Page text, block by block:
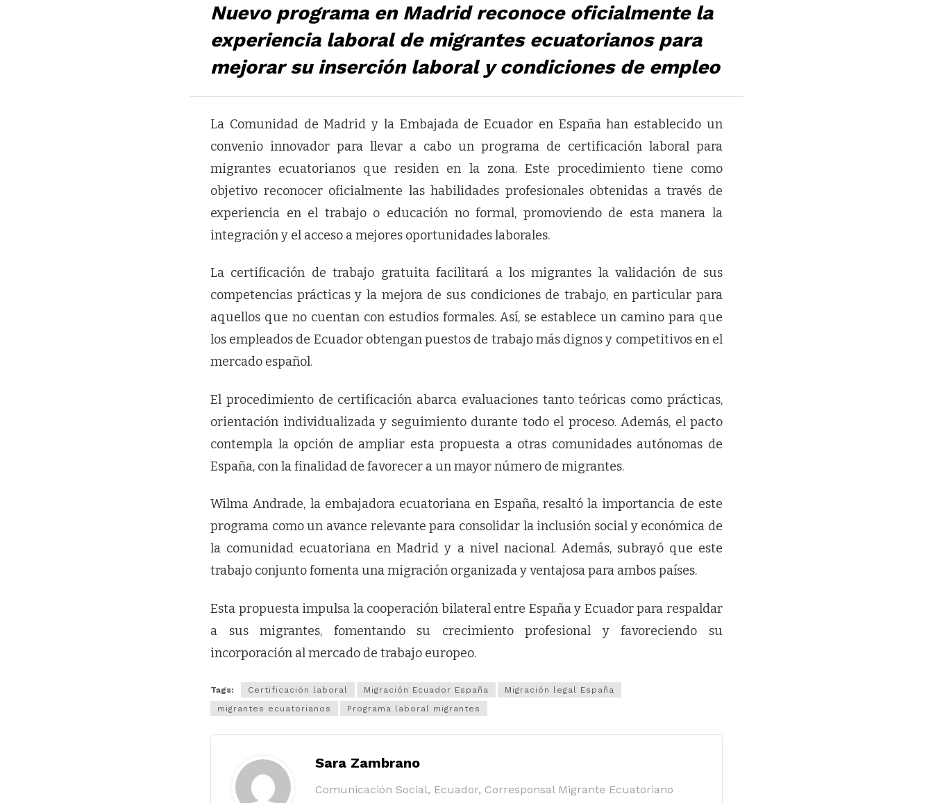
Nuevo programa en Madrid reconoce oficialmente la
experiencia laboral de migrantes ecuatorianos para
mejorar su inserción laboral y condiciones de empleo
La Comunidad de Madrid y la Embajada de Ecuador en España han establecido un
convenio innovador para llevar a cabo un programa de certificación laboral para
migrantes ecuatorianos que residen en la zona. Este procedimiento tiene como
objetivo reconocer oficialmente las habilidades profesionales obtenidas a través de
experiencia en el trabajo o educación no formal, promoviendo de esta manera la
integración y el acceso a mejores oportunidades laborales.
La certificación de trabajo gratuita facilitará a los migrantes la validación de sus
competencias prácticas y la mejora de sus condiciones de trabajo, en particular para
aquellos que no cuentan con estudios formales. Así, se establece un camino para que
los empleados de Ecuador obtengan puestos de trabajo más dignos y competitivos en el
mercado español.
El procedimiento de certificación abarca evaluaciones tanto teóricas como prácticas,
orientación individualizada y seguimiento durante todo el proceso. Además, el pacto
contempla la opción de ampliar esta propuesta a otras comunidades autónomas de
España, con la finalidad de favorecer a un mayor número de migrantes.
Wilma Andrade, la embajadora ecuatoriana en España, resaltó la importancia de este
programa como un avance relevante para consolidar la inclusión social y económica de
la comunidad ecuatoriana en Madrid y a nivel nacional. Además, subrayó que este
trabajo conjunto fomenta una migración organizada y ventajosa para ambos países.
Esta propuesta impulsa la cooperación bilateral entre España y Ecuador para respaldar
a sus migrantes, fomentando su crecimiento profesional y favoreciendo su
incorporación al mercado de trabajo europeo.
Tags: Certificación laboral Migración Ecuador España
Migración legal España
migrantes ecuatorianos
Programa laboral migrantes
Sara Zambrano
Comunicación Social, Ecuador, Corresponsal Migrante Ecuatoriano